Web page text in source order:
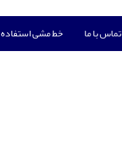
تماس با ما خط مشی